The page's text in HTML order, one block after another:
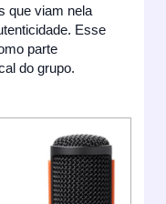
que viam nela
Esse
parte
do grupo.